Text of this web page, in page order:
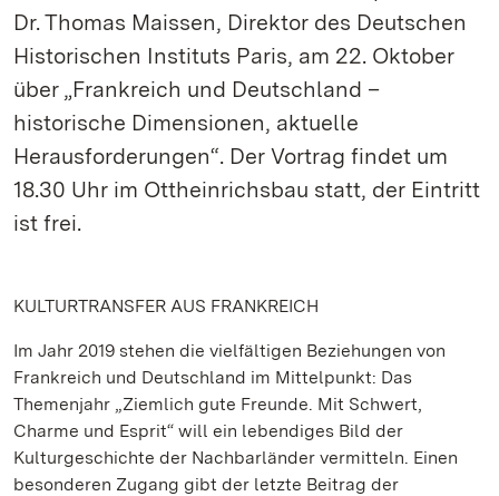
Dr. Thomas Maissen, Direktor des Deutschen
Historischen Instituts Paris, am 22. Oktober
über „Frankreich und Deutschland –
historische Dimensionen, aktuelle
Herausforderungen“. Der Vortrag findet um
18.30 Uhr im Ottheinrichsbau statt, der Eintritt
ist frei.
KULTURTRANSFER AUS FRANKREICH
Im Jahr 2019 stehen die vielfältigen Beziehungen von
Frankreich und Deutschland im Mittelpunkt: Das
Themenjahr „Ziemlich gute Freunde. Mit Schwert,
Charme und Esprit“ will ein lebendiges Bild der
Kulturgeschichte der Nachbarländer vermitteln. Einen
besonderen Zugang gibt der letzte Beitrag der